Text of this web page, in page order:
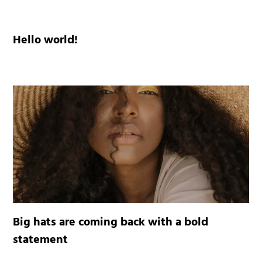
Hello world!
Big hats are coming back with a bold
statement